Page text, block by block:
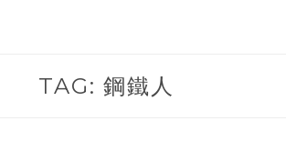
TAG: 鋼鐵人